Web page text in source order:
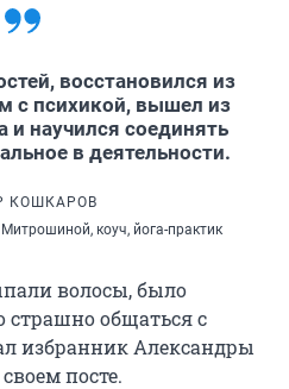
восстановился из
с психикой, вышел из
и научился соединять
в деятельности.
КОШКАРОВ
коуч, йога-практик
волосы, было
страшно общаться с
избранник Александры
посте.